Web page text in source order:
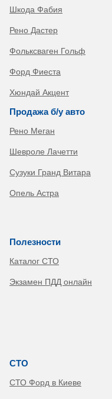
Шкода Фабия
Рено Дастер
Фольксваген Гольф
Форд Фиеста
Хюндай Акцент
Продажа б/у авто
Рено Меган
Шевроле Лачетти
Сузуки Гранд Витара
Опель Астра
Полезности
Каталог СТО
Экзамен ПДД онлайн
СТО
СТО Форд в Киеве